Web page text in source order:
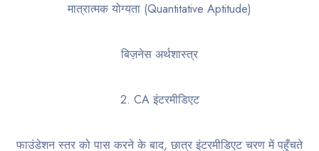
मात्रात्मक योग्यता (Quantitative Aptitude)
बिज़नेस अर्थशास्त्र
2. CA इंटरमीडिएट
फाउंडेशन स्तर को पास करने के बाद, छात्र इंटरमीडिएट चरण में पहुँचते